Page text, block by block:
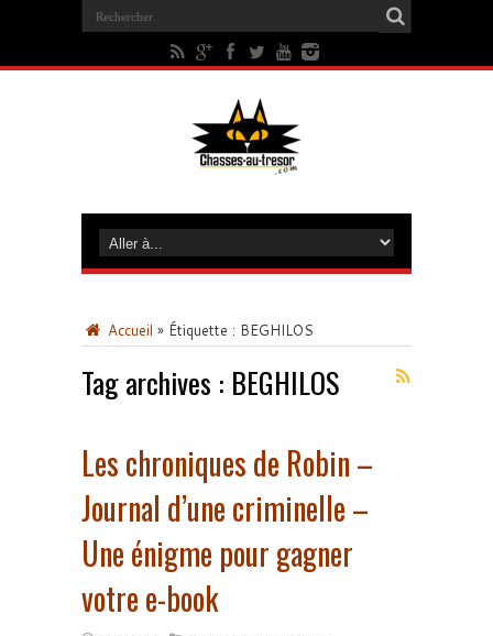
Accueil » Étiquette : BEGHILOS
Tag archives : BEGHILOS
Les chroniques de Robin –
Journal d’une criminelle –
Une énigme pour gagner
votre e-book